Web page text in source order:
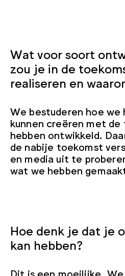
Wat voor soort
zou je in de
realiseren en
We bestuderen hoe we
kunnen creëren met de
hebben ontwikkeld.
de nabije toekomst
en media uit te
wat we hebben
Hoe denk je dat je
kan hebben?
Dit is een moeilijke.